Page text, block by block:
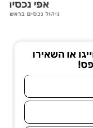
או השאירו